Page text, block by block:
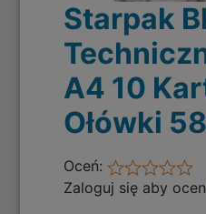
Starpak
A4 10
Ołówki
Oceń:
Zaloguj się aby